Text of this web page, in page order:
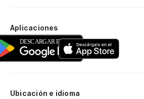
Aplicaciones
Ubicación e idioma